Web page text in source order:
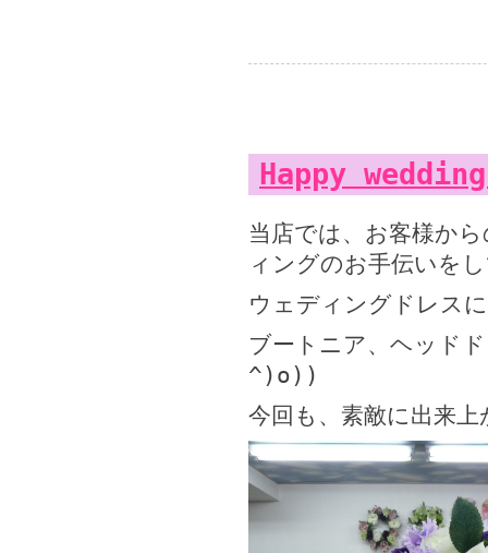
Happy
当店では、お客様か
ィングのお手伝い
ウェディングドレス
ブートニア、ヘッド
^)o))
今回も、素敵に出来